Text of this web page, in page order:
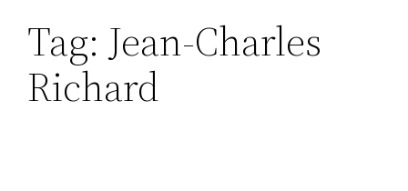
Tag: Jean-Charles
Richard